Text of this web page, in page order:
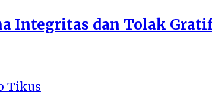
Integritas dan Tolak
Tikus